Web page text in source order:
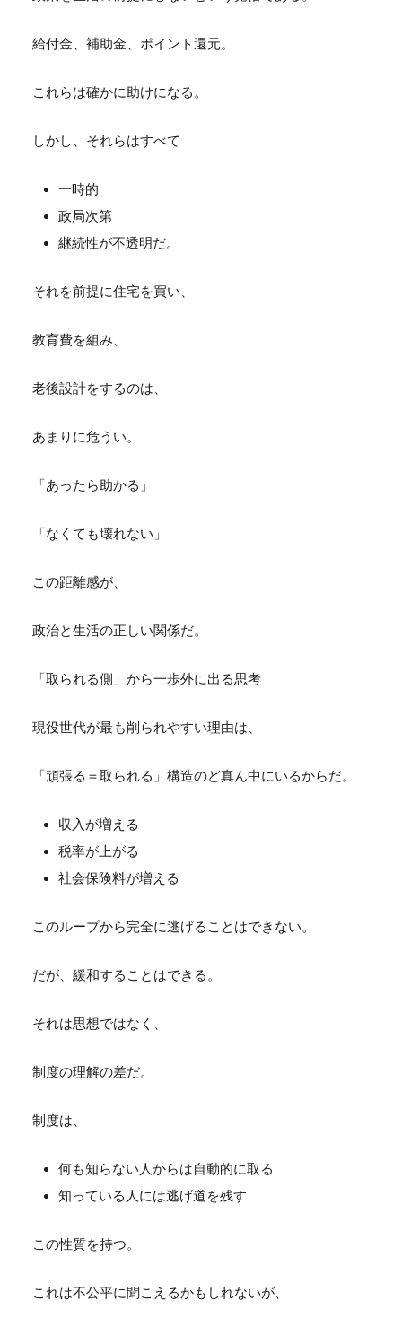
給付金、補助金、ポイント還元。
これらは確かに助けになる。
しかし、それらはすべて
一時的
政局次第
継続性が不透明だ。
それを前提に住宅を買い、
教育費を組み、
老後設計をするのは、
あまりに危うい。
「あったら助かる」
「なくても壊れない」
この距離感が、
政治と生活の正しい関係だ。
「取られる側」から一歩外に出る思考
現役世代が最も削られやすい理由は、
「頑張る＝取られる」構造のど真ん中にいるからだ。
収入が増える
税率が上がる
社会保険料が増える
このループから完全に逃げることはできない。
だが、緩和することはできる。
それは思想ではなく、
制度の理解の差だ。
制度は、
何も知らない人からは自動的に取る
知っている人には逃げ道を残す
この性質を持つ。
これは不公平に聞こえるかもしれないが、